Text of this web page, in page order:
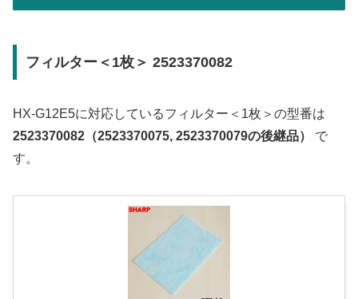
フィルター＜1枚＞ 2523370082
HX-G12E5に対応しているフィルター＜1枚＞の型番は
2523370082（2523370075, 2523370079の後継品）
で
す。